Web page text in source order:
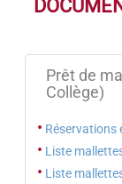
Prêt de
Collège)
• Réservations
• Liste
• Liste